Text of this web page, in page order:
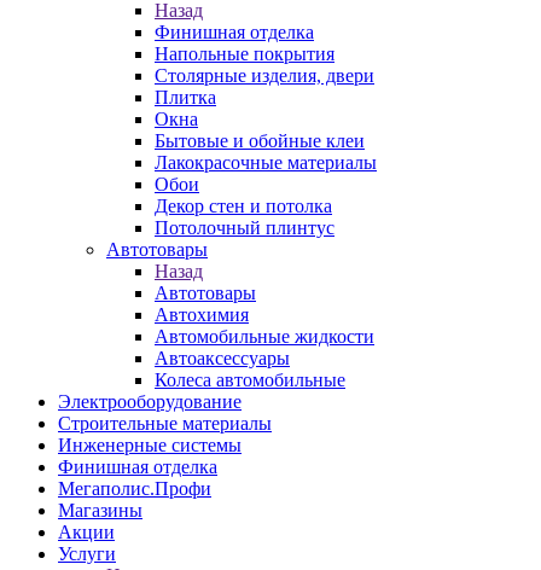
Назад
Финишная отделка
Напольные покрытия
Столярные изделия, двери
Плитка
Окна
Бытовые и обойные клеи
Лакокрасочные материалы
Обои
Декор стен и потолка
Потолочный плинтус
Автотовары
Назад
Автотовары
Автохимия
Автомобильные жидкости
Автоаксессуары
Колеса автомобильные
Электрооборудование
Строительные материалы
Инженерные системы
Финишная отделка
Мегаполис.Профи
Магазины
Акции
Услуги